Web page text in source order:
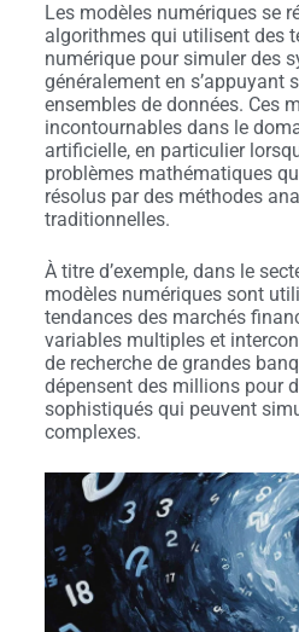
Les modèles numériques se
algorithmes qui utilisent des
numérique pour simuler des
généralement en s’appuyant
ensembles de données. Ces
incontournables dans le
artificielle, en particulier
problèmes mathématiques
résolus par des méthodes
traditionnelles.
À titre d’exemple, dans le
modèles numériques sont
tendances des marchés
variables multiples et
de recherche de grandes
dépensent des millions pour
sophistiqués qui peuvent
complexes.